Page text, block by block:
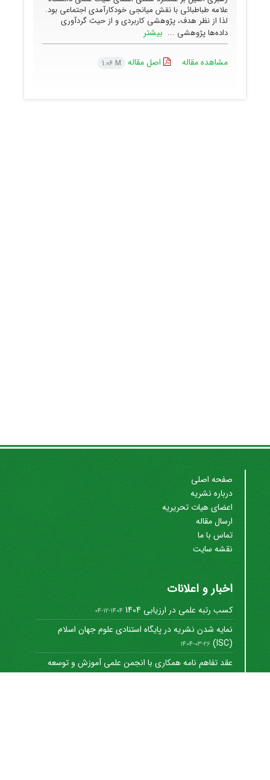
علامه طباطبائی با نقش میانجی خودکارآمدی اجتماعی بود.
لذا از نظر هدف، پژوهشی کاربردی و از حیث گردآوری
داده‌ها پژوهشی ... بیشتر
مشاهده مقاله اصل مقاله 1.06 M
صفحه اصلی
درباره نشریه
اعضای هیات تحریریه
ارسال مقاله
تماس با ما
نقشه سایت
اخبار و اعلانات
کسب رتبه علمی در ارزیابی 1404 1404-12-04
نمایه شدن نشریه در پایگاه استنادی علوم جهان اسلام
(ISC)
1404-03-26
عقد تفاهم نامه همکاری با انجمن علمی آموزش و توسعه
منابع ...